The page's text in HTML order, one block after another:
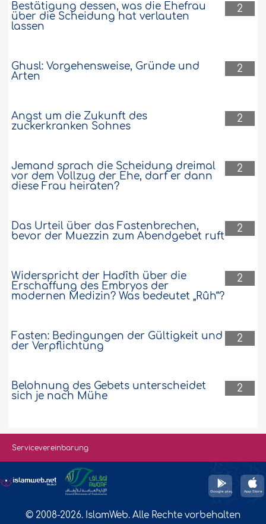
2
Bestätigung dessen, was die Ehefrau
über die Scheidung hat verlauten
lassen
2
Ghusl: Vorgehensweise, Gründe und
Arten
2
Angst um die Zukunft des
zuckerkranken Sohnes
2
Jemand sprach die Scheidung dreimal
vor dem Vollzug der Ehe, darf er dann
diese Frau heiraten?
2
Das Urteil über das Fastenbrechen,
bevor der Muezzin zum Abendgebet ruft
2
Widerspricht der Hadîth über die
Erschaffung des Embryos der
modernen Medizin? Was bedeutet „Rûh“?
2
Fasten: Bedingungen der Gültigkeit und
der Verpflichtung
2
Belohnung des Gebets unterscheidet
sich je nach Mühe
Servicevereinbarung
© 2008-2026. IslamWeb. Alle Rechte vorbehalten